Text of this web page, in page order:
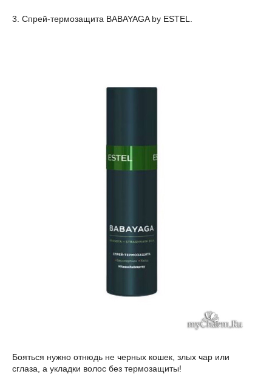
3. Спрей-термозащита BABAYAGA by ESTEL.
Бояться нужно отнюдь не черных кошек, злых чар или
сглаза, а укладки волос без термозащиты!